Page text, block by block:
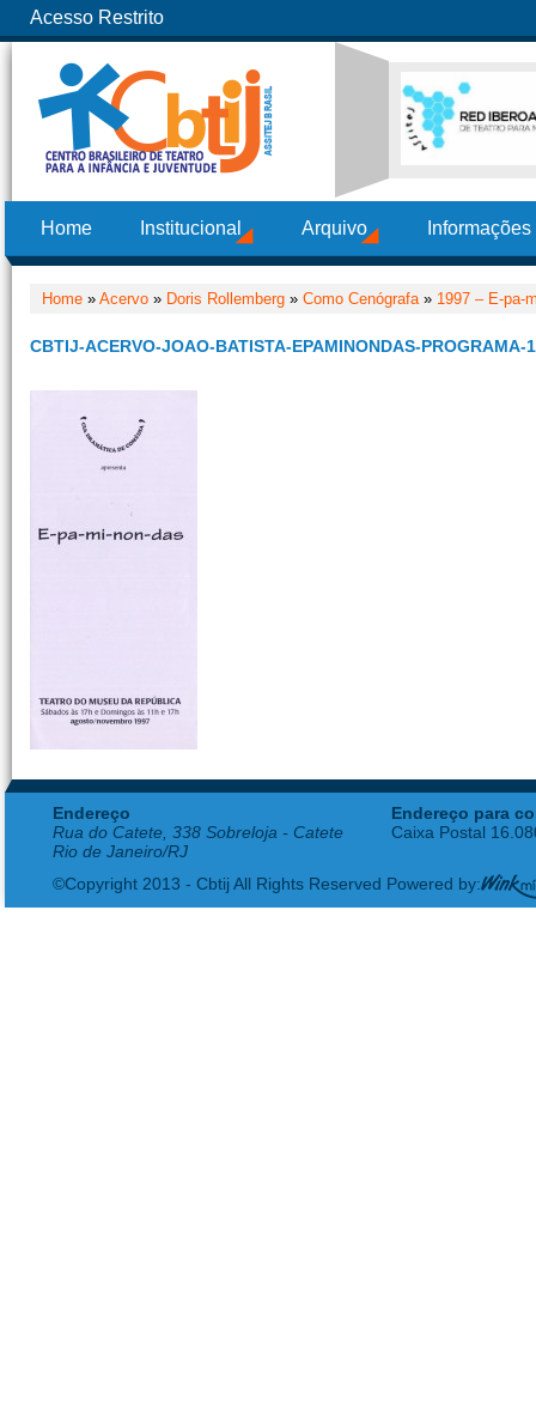
Acesso Restrito
Home Institucional Arquivo
Home » Acervo » Doris Rollemberg » Como Cenógrafa» 1997 – E-pa-
CBTIJ-ACERVO-JOAO-BATISTA-EPAMINONDAS-PROGRAMA-
Endereço
Rua do Catete, 338 Sobreloja - Catete
Rio de Janeiro/RJ
Endereço para
Caixa Postal
©Copyright 2013 - Cbtij All Rights Reserved Powered by: